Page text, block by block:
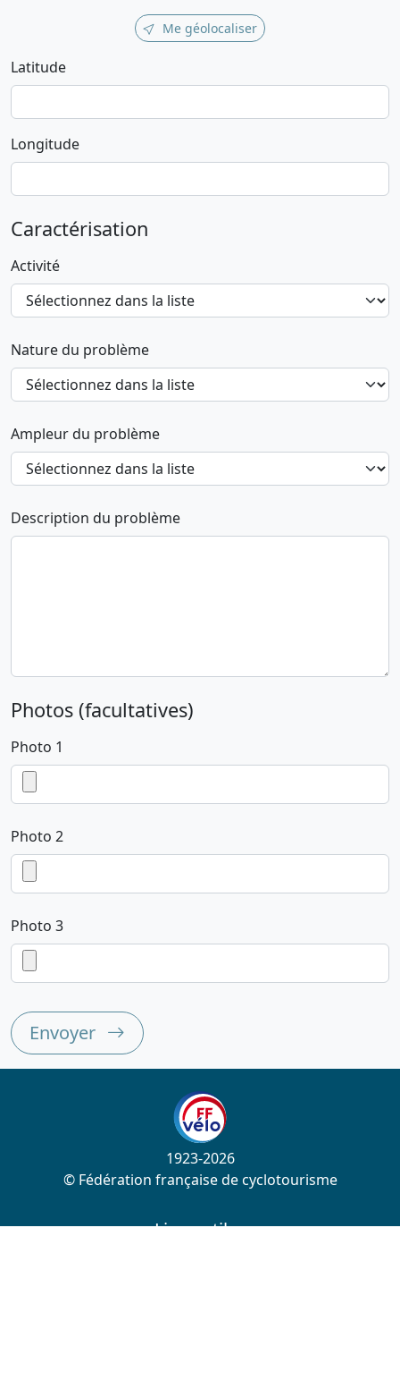
Me géolocaliser
Latitude
Longitude
Caractérisation
Activité
Nature du problème
Ampleur du problème
Description du problème
Photos (facultatives)
Photo 1
Photo 2
Photo 3
Envoyer
1923-2026
© Fédération française de cyclotourisme
Liens utiles